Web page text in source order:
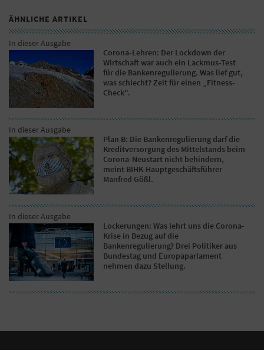
ÄHNLICHE ARTIKEL
In dieser Ausgabe
Corona-Lehren: Der Lockdown der
Wirtschaft war auch ein Lackmus-Test
für die Bankenregulierung. Was lief gut,
was schlecht? Zeit für einen „Fitness-
Check“.
In dieser Ausgabe
Plan B: Die Bankenregulierung darf die
Kreditversorgung des Mittelstands beim
Corona-Neustart nicht behindern,
meint BIHK-Hauptgeschäftsführer
Manfred Gößl.
In dieser Ausgabe
Lockerungen: Was lehrt uns die Corona-
Krise in Bezug auf die
Bankenregulierung? Drei Politiker aus
Bundestag und Europaparlament
nehmen dazu Stellung.